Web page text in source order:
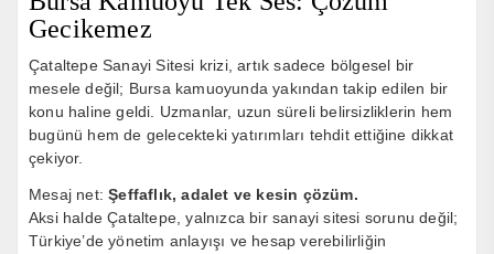
Gecikemez
Çataltepe Sanayi Sitesi krizi, artık sadece bölgesel bir
mesele değil; Bursa kamuoyunda yakından takip edilen bir
konu haline geldi. Uzmanlar, uzun süreli belirsizliklerin hem
bugünü hem de gelecekteki yatırımları tehdit ettiğine dikkat
çekiyor.
Mesaj net:Şeffaflık, adalet ve kesin çözüm.
Aksi halde Çataltepe, yalnızca bir sanayi sitesi sorunu değil;
Türkiye’de yönetim anlayışı ve hesap verebilirliğin